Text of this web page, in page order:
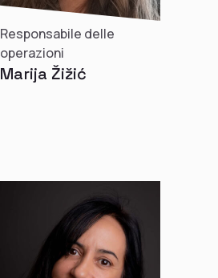
Responsabile delle
operazioni
Marija Žižić